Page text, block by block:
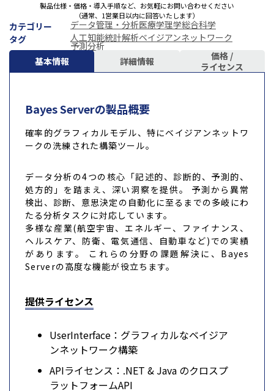
製品仕様・価格・導入手順など、お気軽にお問い合わせください
（通常、1営業日以内に回答いたします）
カテゴリー データ管理・分析医療学理学総合科学
タグ
人工知能統計解析ベイジアンネットワーク
予測分析
基本情報
詳細情報
価格 /
ライセンス
Bayes Serverの製品概要
確率的グラフィカルモデル、特にベイジアンネットワ
ークの洗練された構築ツール。
データ分析の4つの核心「記述的、診断的、予測的、
処方的」を踏まえ、深い洞察を提供。 予測から異常
検出、診断、意思決定の自動化に至るまでの多岐にわ
たる分析タスクに対応しています。
多様な産業(航空宇宙、エネルギー、ファイナンス、
ヘルスケア、防衛、電気通信、自動車など)での実績
があります。 これらの分野の課題解決に、Bayes
Serverの高度な機能が役立ちます。
提供ライセンス
UserInterface：グラフィカルなベイジア
ンネットワーク構築
APIライセンス：.NET & Java のクロスプ
ラットフォームAPI